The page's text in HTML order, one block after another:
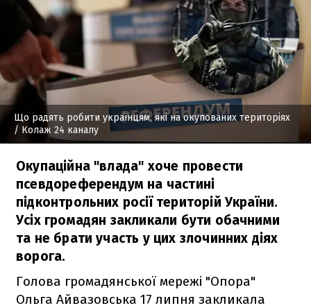
Що радять робити українцям, які на окупованих територіях
/ Колаж 24 каналу
Окупаційна "влада" хоче провести
псевдореферендум на частині
підконтрольних росії територій України.
Усіх громадян закликали бути обачними
та не брати участь у цих злочинних діях
ворога.
Голова громадянської мережі "Опора"
Ольга Айвазовська 17 липня закликала